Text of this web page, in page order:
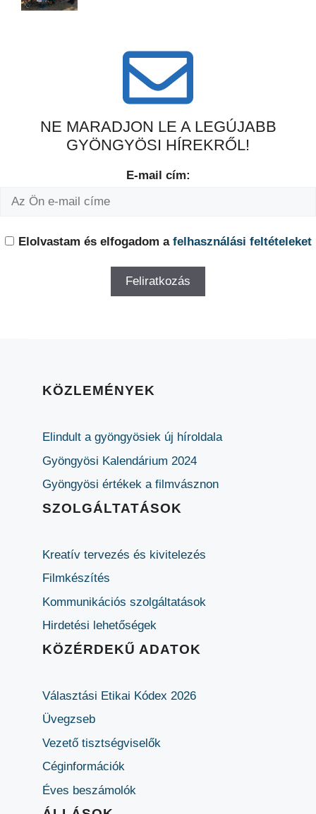
NE MARADJON LE A LEGÚJABB
GYÖNGYÖSI HÍREKRŐL!
E-mail cím:
Elolvastam és elfogadom a felhasználási feltételeket
KÖZLEMÉNYEK
Elindult a gyöngyösiek új híroldala
Gyöngyösi Kalendárium 2024
Gyöngyösi értékek a filmvásznon
SZOLGÁLTATÁSOK
Kreatív tervezés és kivitelezés
Filmkészítés
Kommunikációs szolgáltatások
Hirdetési lehetőségek
KÖZÉRDEKŰ ADATOK
Választási Etikai Kódex 2026
Üvegzseb
Vezető tisztségviselők
Céginformációk
Éves beszámolók